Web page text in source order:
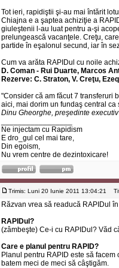
Tot ieri, rapidiştii şi-au mai întărit
Chiajna e a şaptea achiziţie a
giuleştenii l-au luat pentru a-şi
prelungească vacanţele. Creţu,
partide în eşalonul secund, iar în
Cum va arăta RAPIDul cu noile
D. Coman - Rui Duarte, Marcos
Rezerve: C. Straton, V. Creţu,
"Consider că am făcut 7 transferuri
aici, mai dorim un fundaş central
Dinu Gheorghe, preşedinte
Ne injectam cu Rapidism
E dro_gul cel mai tare,
Din egoism,
Nu vrem centre de dezintoxicare!
Trimis: Luni 20 Iunie 2011 13:04:21
Răzvan vrea să readucă RAPIDul
RAPIDul?
(zâmbeşte) Ce-i cu RAPIDul? Văd
Care e planul pentru RAPID?
Planul pentru RAPID este să
batem meci de meci să câştigăm.